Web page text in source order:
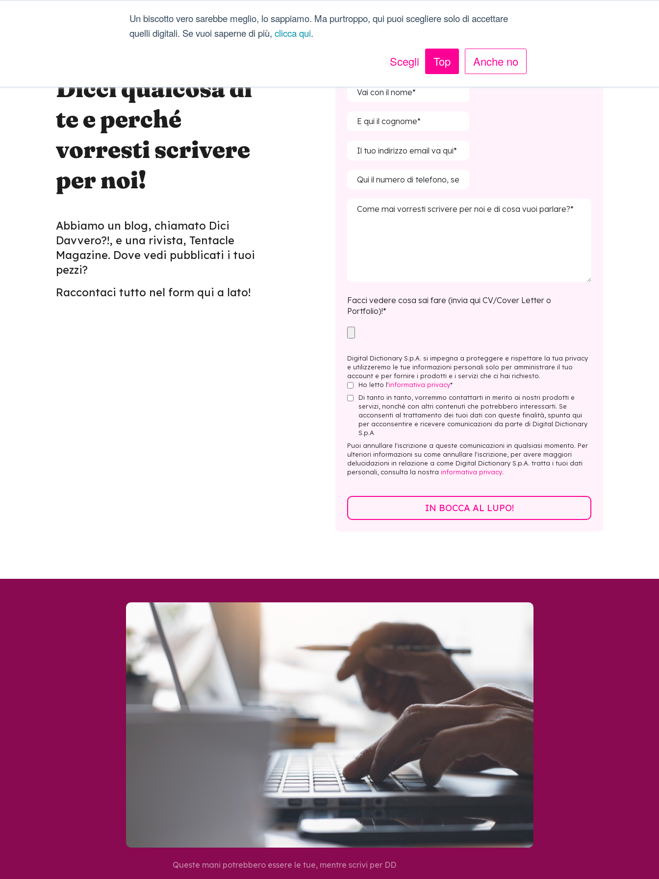
Un biscotto vero sarebbe meglio, lo sappiamo. Ma purtroppo, qui puoi scegliere solo di accettare
quelli digitali. Se vuoi saperne di più, clicca qui.
Scegli Top Anche no
Dicci qualcosa di
te e perché
vorresti scrivere
per noi!
Abbiamo un blog, chiamato Dici
Davvero?!, e una rivista, Tentacle
Magazine. Dove vedi pubblicati i tuoi
pezzi?
Raccontaci tutto nel form qui a lato!
Facci vedere cosa sai fare (invia qui CV/Cover Letter o
Portfolio)!*
Digital Dictionary S.p.A. si impegna a proteggere e rispettare la tua privacy
e utilizzeremo le tue informazioni personali solo per amministrare il tuo
account e per fornire i prodotti e i servizi che ci hai richiesto.
Ho letto l'informativa privacy*
Di tanto in tanto, vorremmo contattarti in merito ai nostri prodotti e
servizi, nonché con altri contenuti che potrebbero interessarti. Se
acconsenti al trattamento dei tuoi dati con queste finalità, spunta qui
per acconsentire e ricevere comunicazioni da parte di Digital Dictionary
S.p.A
Puoi annullare l'iscrizione a queste comunicazioni in qualsiasi momento. Per
ulteriori informazioni su come annullare l'iscrizione, per avere maggiori
delucidazioni in relazione a come Digital Dictionary S.p.A. tratta i tuoi dati
personali, consulta la nostra informativa privacy.
Queste mani potrebbero essere le tue, mentre scrivi per DD